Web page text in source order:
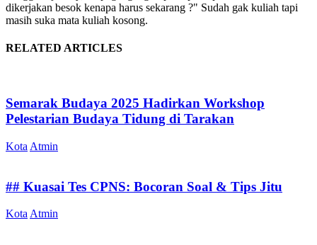
dikerjakan besok kenapa harus sekarang ?" Sudah gak kuliah tapi
masih suka mata kuliah kosong.
RELATED ARTICLES
Semarak Budaya 2025 Hadirkan Workshop
Pelestarian Budaya Tidung di Tarakan
Kota Atmin
## Kuasai Tes CPNS: Bocoran Soal & Tips Jitu
Kota Atmin